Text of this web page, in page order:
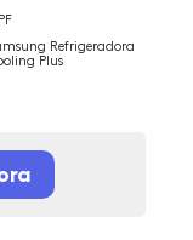
Refrigeradora
Plus